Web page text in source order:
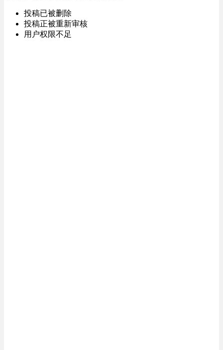
投稿已被删除
投稿正被重新审核
用户权限不足